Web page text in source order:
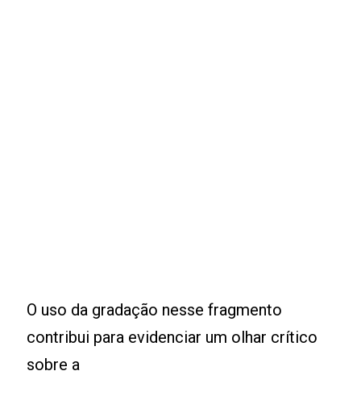
O uso da gradação nesse fragmento
contribui para evidenciar um olhar crítico
sobre a